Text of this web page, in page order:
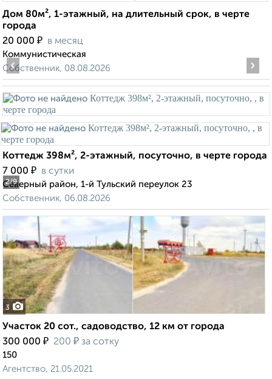
Дом 80м², 1-этажный, на длительный срок, в черте
города
20 000 ₽ в месяц
Коммунистическая
Собственник, 08.08.2026
2/9
‹ ›
Коттедж 398м², 2-этажный, посуточно, в черте города
7 000 ₽ в сутки
Северный район, 1-й Тульский переулок 23
Собственник, 06.08.2026
3
Участок 20 сот., садоводство, 12 км от города
300 000 ₽ 200 ₽ за сотку
150
Агентство, 21.05.2021